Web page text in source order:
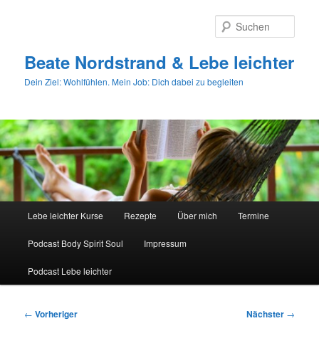
Beate Nordstrand & Lebe leichter
Dein Ziel: Wohlfühlen. Mein Job: Dich dabei zu begleiten
Lebe leichter Kurse Rezepte Über mich Termine
Podcast Body Spirit Soul Impressum
Podcast Lebe leichter
Beitragsnavigation
← Vorheriger Nächster →